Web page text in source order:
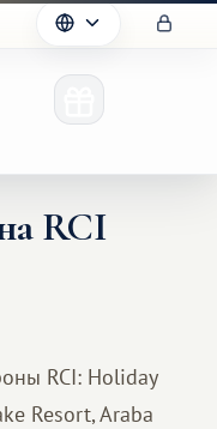
RCI
RCI: Holiday
Resort, Araba